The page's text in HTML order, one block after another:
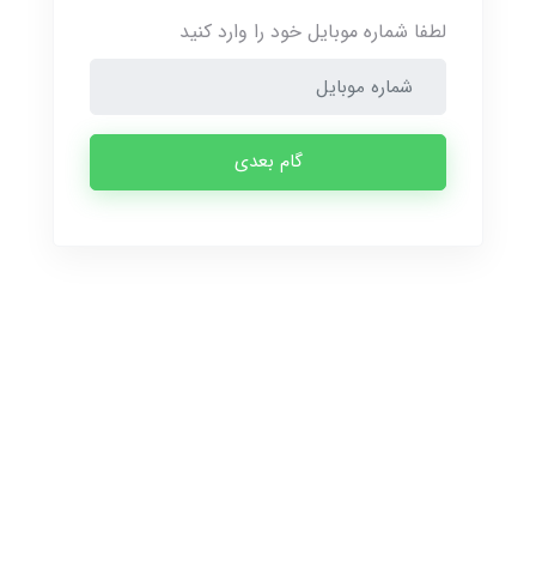
لطفا شماره موبایل خود را وارد کنید
گام بعدی